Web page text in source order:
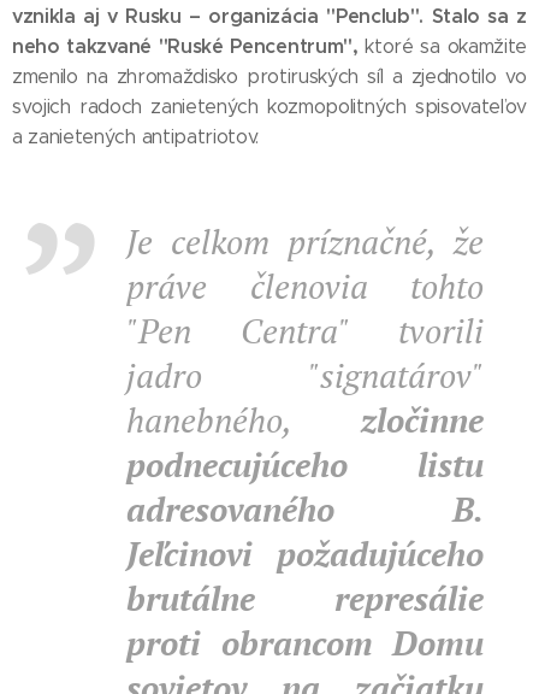
vznikla aj v Rusku – organizácia "Penclub". Stalo sa z
neho takzvané "Ruské Pencentrum", ktoré sa okamžite
zmenilo na zhromaždisko protiruských síl a zjednotilo vo
svojich radoch zanietených kozmopolitných spisovateľov
a zanietených antipatriotov.
Je celkom príznačné, že
práve členovia tohto
"Pen Centra" tvorili
jadro "signatárov"
hanebného,zločinne
podnecujúceho listu
adresovaného B.
Jeľcinovi požadujúceho
brutálne represálie
proti obrancom Domu